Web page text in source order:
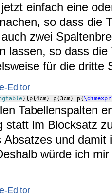
einfach eine
so dass die
zwei
lassen, so dass
für die dritte
Editor
}{ p{4cm} p{3cm} p{
Tabellenspalten
statt im Blocksatz
Absatzes und damit
würde ich
Editor